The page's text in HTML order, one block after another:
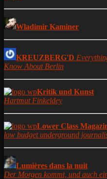
Wladimir Kaminer
KREUZBERG'D
Know About Berlin
Kritik und Kunst
Hartmut Finkeldey
Lower Class
low budget underground
Lumières dans la nuit
Der Morgen kommt, und auch